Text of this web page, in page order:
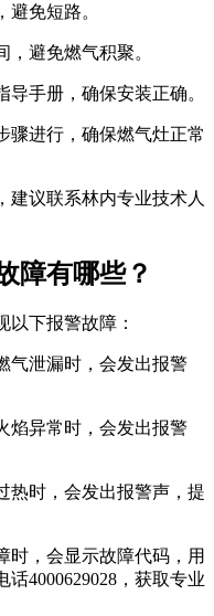
免短路。
避免燃气积聚。
手册，确保安装正确。
骤进行，确保燃气灶正常
建议联系林内专业技术人
障有哪些？
下报警故障：
气泄漏时，会发出报警
焰异常时，会发出报警
热时，会发出报警声，提
时，会显示故障代码，用
4000629028，获取专业